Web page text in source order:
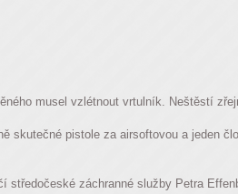
musel vzlétnout vrtulník. Neštěstí
skutečné pistole za airsoftovou a jeden
záchranné služby Petra